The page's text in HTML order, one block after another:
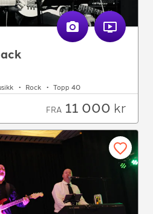
Rock Topp 40
FRA 11 000 kr